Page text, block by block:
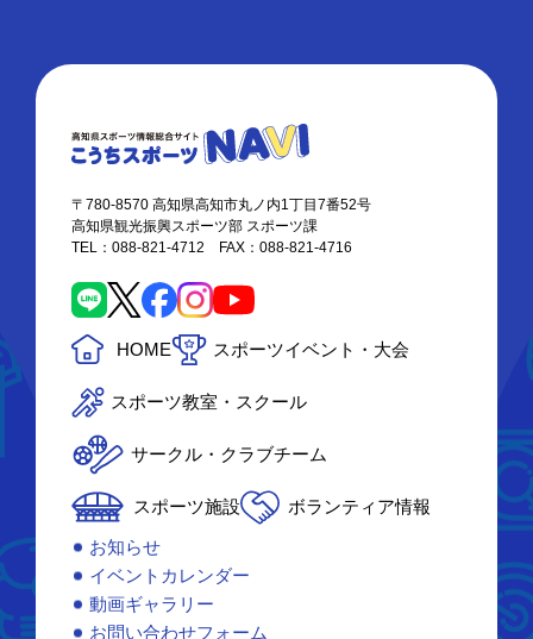
〒780-8570 高知県高知市丸ノ内1丁目7番52号
高知県観光振興スポーツ部 スポーツ課
TEL：088-821-4712 FAX：088-821-4716
HOME スポーツイベント・大会
スポーツ教室・スクール
サークル・クラブチーム
スポーツ施設
ボランティア情報
お知らせ
イベントカレンダー
動画ギャラリー
お問い合わせフォーム